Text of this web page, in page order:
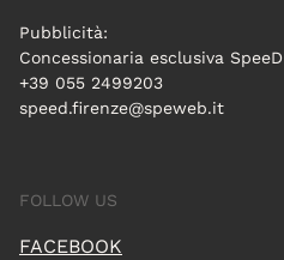
Pubblicità:
Concessionaria esclusiva SpeeD
+39 055 2499203
speed.firenze@speweb.it
FOLLOW US
FACEBOOK